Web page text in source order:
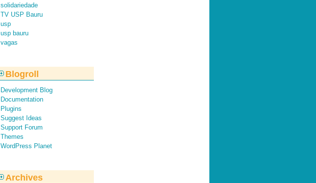
solidariedade
TV USP Bauru
usp
usp bauru
vagas
Blogroll
Development Blog
Documentation
Plugins
Suggest Ideas
Support Forum
Themes
WordPress Planet
Archives